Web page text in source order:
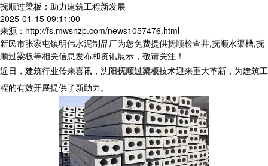
抚顺过梁板：助力建筑工程新发展
2025-01-15 09:11:00
来源：http://fs.mwsnzp.com/news1057476.html
新民市张家屯镇明伟水泥制品厂为您免费提供抚顺检查井,抚顺水渠槽,抚
顺过梁板等相关信息发布和资讯展示，敬请关注！
近日，建筑行业传来喜讯，沈阳抚顺过梁板技术迎来重大革新，为建筑工
程的有效开展提供了新助力。